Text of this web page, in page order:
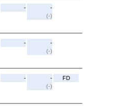
-
-
(-)
-
-
(-)
-
-
(-)
FD